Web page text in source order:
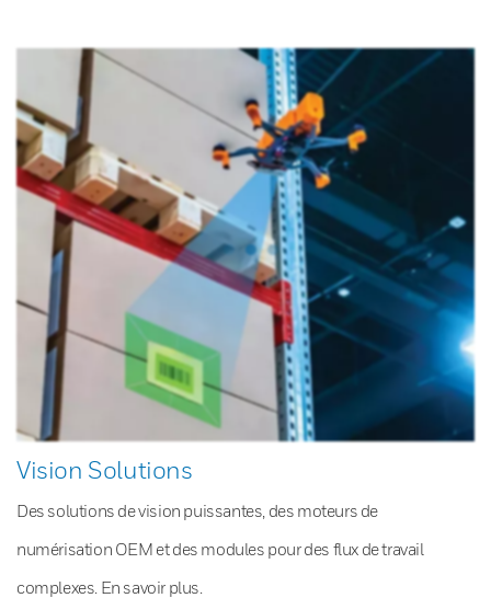
Vision Solutions
Des solutions de vision puissantes, des moteurs de
numérisation OEM et des modules pour des flux de travail
complexes. En savoir plus.